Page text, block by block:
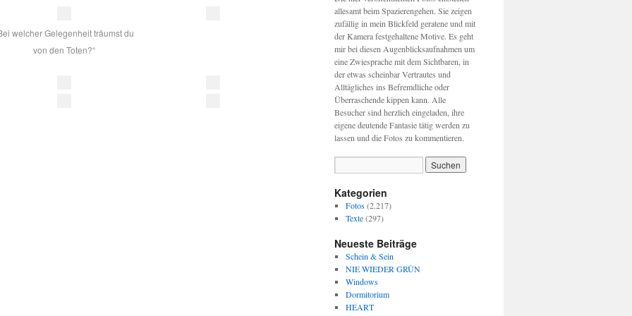
welcher Gelegenheit träumst du
von den Toten?“
allesamt beim Spazierengehen. Sie zeigen
zufällig in mein Blickfeld geratene und mit
der Kamera festgehaltene Motive. Es geht
mir bei diesen Augenblicksaufnahmen um
eine Zwiesprache mit dem Sichtbaren, in
der etwas scheinbar Vertrautes und
Alltägliches ins Befremdliche oder
Überraschende kippen kann. Alle
Besucher sind herzlich eingeladen, ihre
eigene deutende Fantasie tätig werden zu
lassen und die Fotos zu kommentieren.
Kategorien
Fotos(2.217)
Texte(297)
Neueste Beiträge
Schein & Sein
NIE WIEDER GRÜN
Windows
Dormitorium
HEART